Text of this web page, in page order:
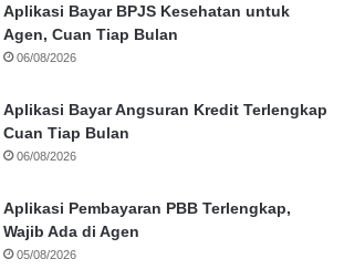
Aplikasi Bayar BPJS Kesehatan untuk
Agen, Cuan Tiap Bulan
06/08/2026
Aplikasi Bayar Angsuran Kredit Terlengkap
Cuan Tiap Bulan
06/08/2026
Aplikasi Pembayaran PBB Terlengkap,
Wajib Ada di Agen
05/08/2026